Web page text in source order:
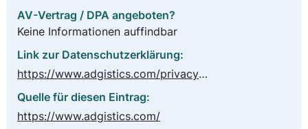
AV-Vertrag / DPA angeboten?
Keine Informationen auffindbar
Link zur Datenschutzerklärung:
https://www.adgistics.com/privacy-policy
Quelle für diesen Eintrag:
https://www.adgistics.com/